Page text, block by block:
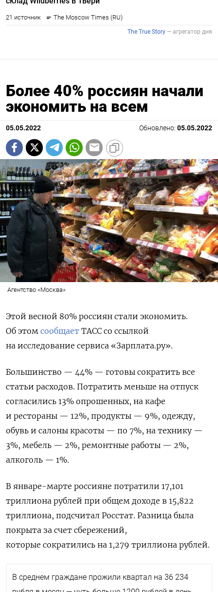
Более 40% россиян начали
экономить на всем
05.05.2022 Обновлено: 05.05.2022
Агентство «Москва»
Этой весной 80% россиян стали экономить.
Об этом сообщает ТАСС со ссылкой
на исследование сервиса «Зарплата.ру».
Большинство — 44% — готовы сократить все
статьи расходов. Потратить меньше на отпуск
согласились 13% опрошенных, на кафе
и рестораны — 12%, продукты — 9%, одежду,
обувь и салоны красоты — по 7%, на технику —
3%, мебель — 2%, ремонтные работы — 2%,
алкоголь — 1%.
В январе-марте россияне потратили 17,101
триллиона рублей при общем доходе в 15,822
триллиона, подсчитал Росстат. Разница была
покрыта за счет сбережений,
которые сократились на 1,279 триллиона рублей.
В среднем граждане прожили квартал на 36 234